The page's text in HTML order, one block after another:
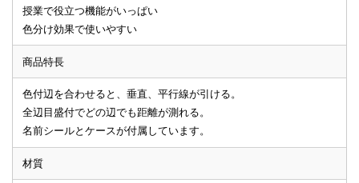
授業で役立つ機能がいっぱい
色分け効果で使いやすい
商品特長
色付辺を合わせると、垂直、平行線が引ける。
全辺目盛付でどの辺でも距離が測れる。
名前シールとケースが付属しています。
材質